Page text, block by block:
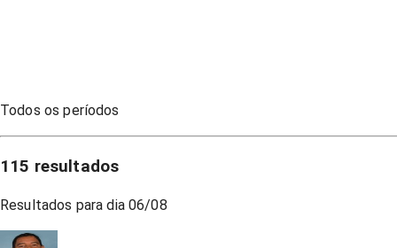
Todos os períodos
115 resultados
Resultados para dia 06/08